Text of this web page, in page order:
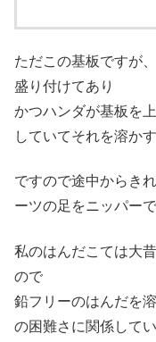
ただこの基板ですが
盛り付けてあり
かつハンダが基板を
していてそれを溶か
ですので途中からき
ーツの足をニッパー
私のはんだこては大
ので
鉛フリーのはんだを
の困難さに関係して